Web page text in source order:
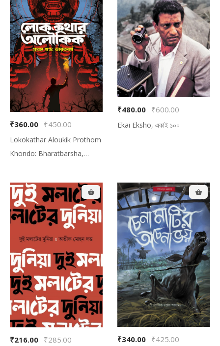
₹360.00 ₹450.00
Lokokathar Aloukik Prothom
Khondo: Bharatbarsha,
ভারতবর্ষ
₹480.00 ₹600.00
Ekai Eksho, একাই ১০০
₹216.00 ₹285.00 ₹340.00 ₹425.00